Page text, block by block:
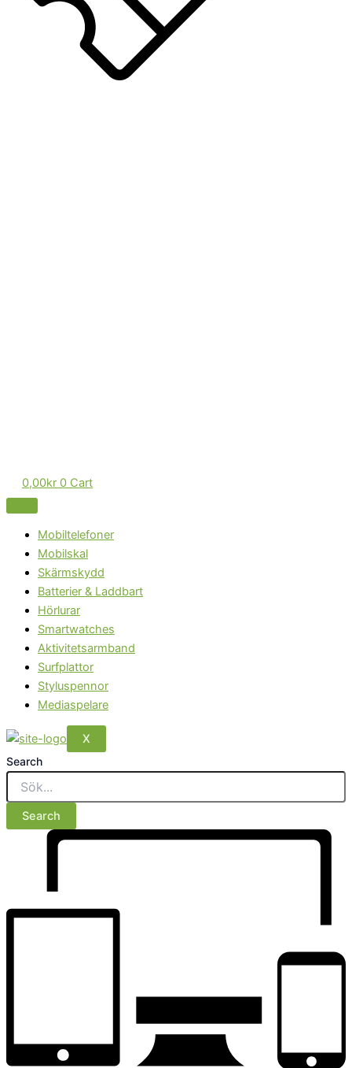
0,00kr 0 Cart
Mobiltelefoner
Mobilskal
Skärmskydd
Batterier & Laddbart
Hörlurar
Smartwatches
Aktivitetsarmband
Surfplattor
Styluspennor
Mediaspelare
X
Search
Search